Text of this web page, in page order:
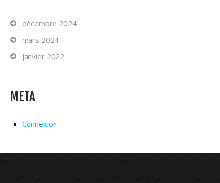
décembre 2024
mars 2024
janvier 2022
META
Connexion